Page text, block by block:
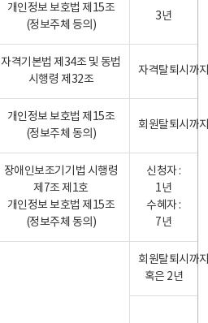
개인정보 보호법 제15조
(정보주체 등의)
3년
자격기본법 제34조 및 동법
시행령 제32조
자격탈퇴시까
개인정보 보호법 제15조
(정보주체 동의)
회원탈퇴시까
장애인보조기기법 시행령
제7조 제1호
개인정보 보호법 제15조
(정보주체 동의)
신청자 :
1년
수혜자 :
7년
회원탈퇴시까
혹은 2년